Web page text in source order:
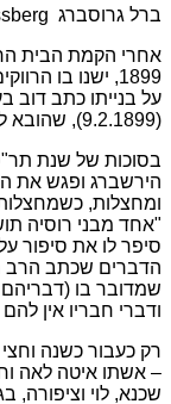
ברל גרוסברג Berl Grossberg
אחרי הקמת הבית
1899, ישנו בו
על בנייתו כתב
(9.2.1899), שהובא לעיל.
הירשברג ופגש את
ומחצלות,
"אחד מבני רוסיה
סיפר לו את סיפור
הדברים שכתב הרב
שמדובר בו (דבריהם
ודברי חבריו אין
רק כעבור כשנה
– אשתו איטה לאה